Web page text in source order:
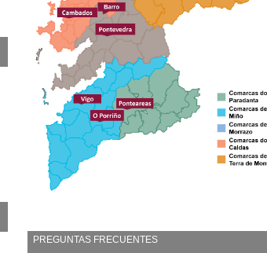
PREGUNTAS FRECUENTES